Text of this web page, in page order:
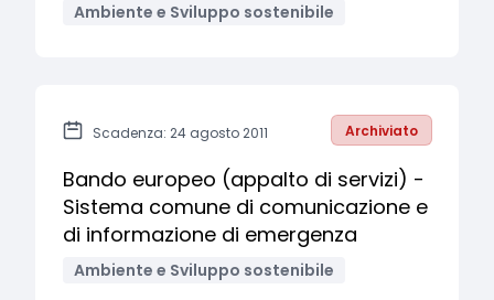
Ambiente e Sviluppo sostenibile
Scadenza: 24 agosto 2011 Archiviato
Bando europeo (appalto di servizi) -
Sistema comune di comunicazione e
di informazione di emergenza
Ambiente e Sviluppo sostenibile